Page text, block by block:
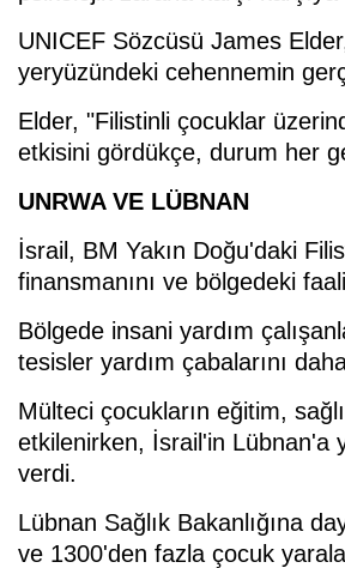
UNICEF Sözcüsü James
yeryüzündeki cehennemin
Elder, "Filistinli çocuklar
etkisini gördükçe, durum her
UNRWA VE LÜBNAN
İsrail, BM Yakın Doğu'daki
finansmanını ve bölgedeki
Bölgede insani yardım
tesisler yardım çabalarını
Mülteci çocukların eğitim,
etkilenirken, İsrail'in Lübnan'a
verdi.
Lübnan Sağlık Bakanlığına
ve 1300'den fazla çocuk